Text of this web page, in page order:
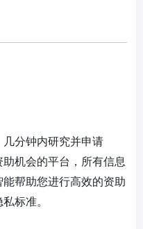
分钟内研究并申请
助机会的平台，所有信息
帮助您进行高效的资助
标准。